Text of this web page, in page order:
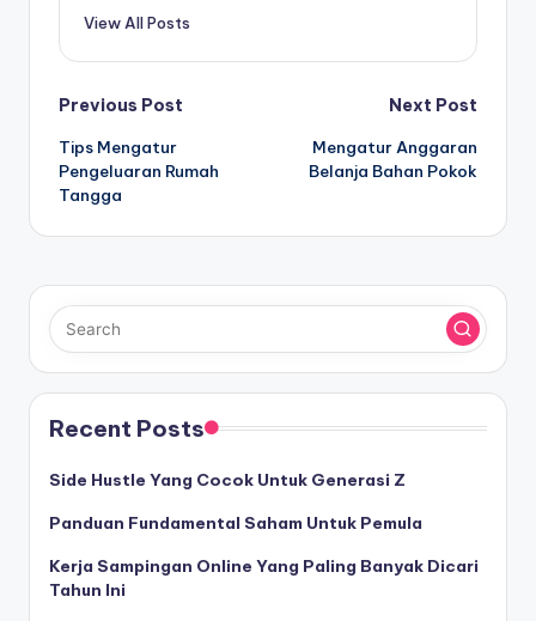
View All Posts
Post
navigation
Previous Post
Tips Mengatur
Pengeluaran Rumah
Tangga
Next Post
Mengatur Anggaran
Belanja Bahan Pokok
Recent Posts
Side Hustle Yang Cocok Untuk Generasi Z
Panduan Fundamental Saham Untuk Pemula
Kerja Sampingan Online Yang Paling Banyak Dicari
Tahun Ini